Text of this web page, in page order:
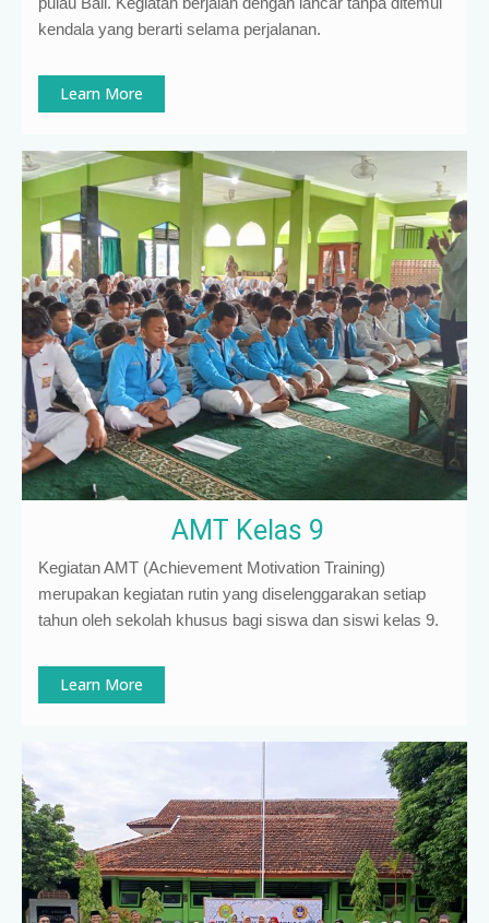
kendala yang berarti selama perjalanan.
Learn More
AMT Kelas 9
Kegiatan AMT (Achievement Motivation Training)
merupakan kegiatan rutin yang diselenggarakan setiap
tahun oleh sekolah khusus bagi siswa dan siswi kelas 9.
Learn More